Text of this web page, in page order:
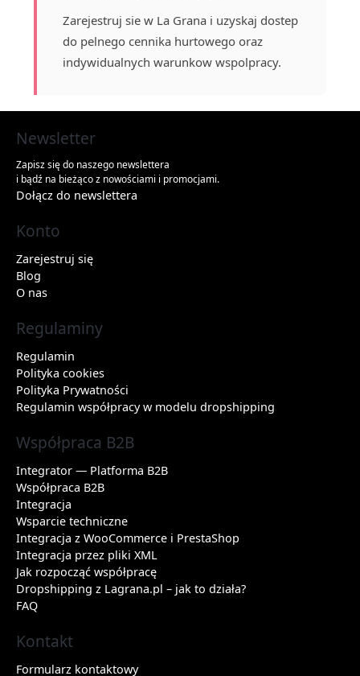
Zarejestruj sie w La Grana i uzyskaj dostep
do pelnego cennika hurtowego oraz
indywidualnych warunkow wspolpracy.
Newsletter
Zapisz się do naszego newslettera
i bądź na bieżąco z nowościami i promocjami.
Dołącz do newslettera
Konto
Zarejestruj się
Blog
O nas
Regulaminy
Regulamin
Polityka cookies
Polityka Prywatności
Regulamin współpracy w modelu dropshipping
Współpraca B2B
Integrator — Platforma B2B
Współpraca B2B
Integracja
Wsparcie techniczne
Integracja z WooCommerce i PrestaShop
Integracja przez pliki XML
Jak rozpocząć współpracę
Dropshipping z Lagrana.pl – jak to działa?
FAQ
Kontakt
Formularz kontaktowy